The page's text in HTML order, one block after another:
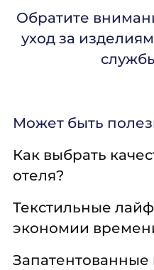
Обратите
уход за
Может быть
Как выбрать
отеля?
Текстильные
экономии